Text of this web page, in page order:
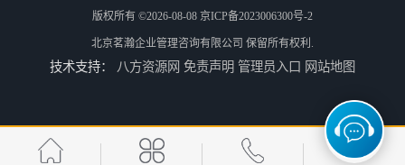
材料攻略 注册北京消防协会资质的资料 全国都可以 北京消防协会会员证申请手续
版权所有 ©2026-08-08 京ICP备2023006300号-2
北京茗瀚企业管理咨询有限公司 保留所有权利.
技术支持： 八方资源网 免责声明 管理员入口 网站地图